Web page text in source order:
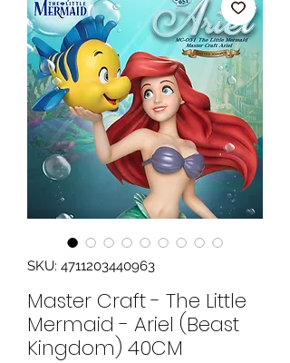
SKU: 4711203440963
Master Craft - The Little
Mermaid - Ariel (Beast
Kingdom) 40CM